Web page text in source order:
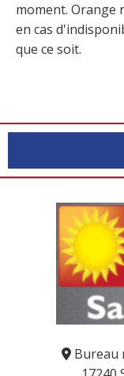
moment. Orange
en cas
que ce soit.
Bureau